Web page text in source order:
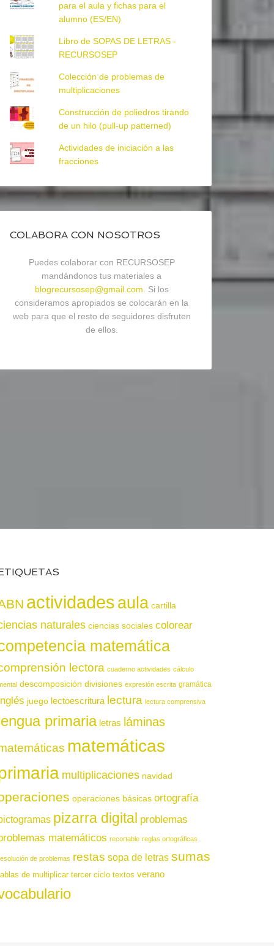
para el aula y fichas para el
alumno (ES/EN)
Libro de SOPAS DE LETRAS -
RECURSOSEP
Colección de problemas de
multiplicaciones
Construcción de poliedros tirando
de un hilo (pull-up patterned)
Actividades de iniciación a las
fracciones
COLABORA CON NOSOTROS
Puedes colaborar con RECURSOSEP
mandándonos tus materiales a
blogrecursosep@gmail.com . Si los
consideramos apropiados se colocarán en la
web para que el resto de seguidores disfruten
de ellos.
actividadesaula cartilla
naturales ciencias sociales colorear
matemática
lectora cuaderno actividades cálculo
descomposición divisiones expresión escrita gramática
juego lectoescritura lectura lectura comprensiva
primaria letras láminas
matemáticas
multiplicaciones navidad
operaciones básicas ortografía
pizarra digital problemas
matemáticos recortable reglas ortográficas
de problemas restas sopa de letras sumas
de multiplicar tercer ciclo textos verano